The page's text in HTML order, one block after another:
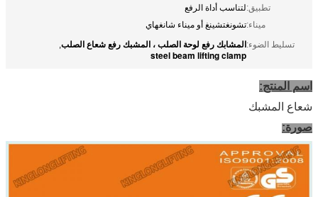
تطبيق:لتناسب أداة الرفع
ميناء:تشونغتشينغ أو ميناء شانغهاي
تسليط الضوء:المشابك رفع لوحة الصلب ، المشبك رفع شعاع الصلب,
steel beam lifting clamp
اسم المنتج:
شعاع المشبك
صورة: